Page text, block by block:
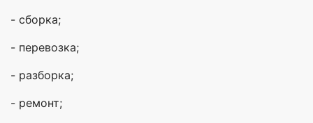
- сборка;
- перевозка;
- разборка;
- ремонт;